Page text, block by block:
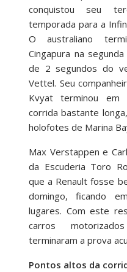
conquistou seu
temporada para a
O australiano
Cingapura na
de 2 segundos do
Vettel. Seu
Kvyat terminou em
corrida bastante
holofotes de Marina
Max Verstappen e
da Escuderia Toro
que a Renault fosse
domingo, ficando
lugares. Com este
carros
terminaram a prova
Pontos altos da